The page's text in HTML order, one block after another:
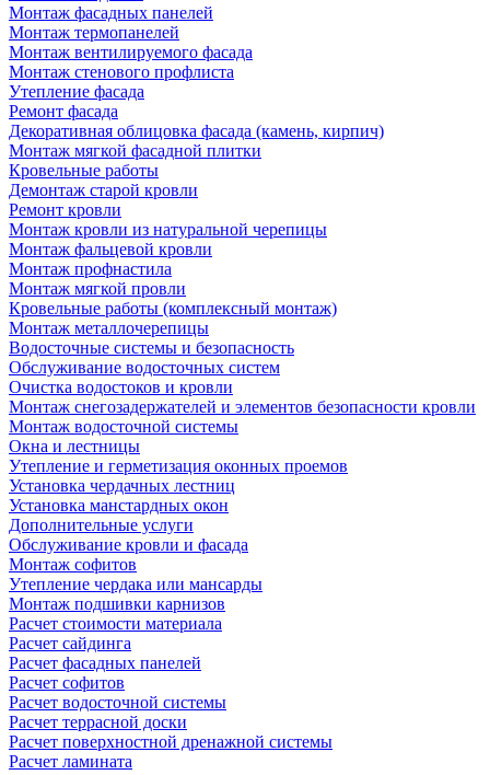
Монтаж фасадных панелей
Монтаж термопанелей
Монтаж вентилируемого фасада
Монтаж стенового профлиста
Утепление фасада
Ремонт фасада
Декоративная облицовка фасада (камень, кирпич)
Монтаж мягкой фасадной плитки
Кровельные работы
Демонтаж старой кровли
Ремонт кровли
Монтаж кровли из натуральной черепицы
Монтаж фальцевой кровли
Монтаж профнастила
Монтаж мягкой провли
Кровельные работы (комплексный монтаж)
Монтаж металлочерепицы
Водосточные системы и безопасность
Обслуживание водосточных систем
Очистка водостоков и кровли
Монтаж снегозадержателей и элементов безопасности кровли
Монтаж водосточной системы
Окна и лестницы
Утепление и герметизация оконных проемов
Установка чердачных лестниц
Установка манстардных окон
Дополнительные услуги
Обслуживание кровли и фасада
Монтаж софитов
Утепление чердака или мансарды
Монтаж подшивки карнизов
Расчет стоимости материала
Расчет сайдинга
Расчет фасадных панелей
Расчет софитов
Расчет водосточной системы
Расчет террасной доски
Расчет поверхностной дренажной системы
Расчет ламината